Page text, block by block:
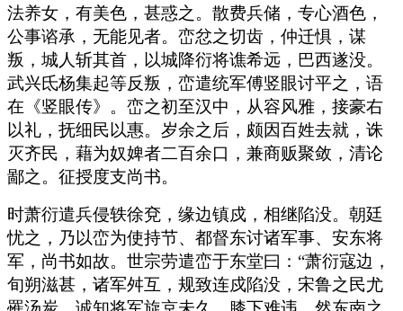
法养女，有美色，甚惑之。散费兵储，专心酒色，
公事谘承，无能见者。峦忿之切齿，仲迁惧，谋
叛，城人斩其首，以城降衍将谯希远，巴西遂没。
武兴氐杨集起等反叛，峦遣统军傅竖眼讨平之，语
在《竖眼传》。峦之初至汉中，从容风雅，接豪右
以礼，抚细民以惠。岁余之后，颇因百姓去就，诛
灭齐民，藉为奴婢者二百余口，兼商贩聚敛，清论
鄙之。征授度支尚书。
时萧衍遣兵侵轶徐兗，缘边镇戍，相继陷没。朝廷
忧之，乃以峦为使持节、都督东讨诸军事、安东将
军，尚书如故。世宗劳遣峦于东堂曰：“萧衍寇边，
旬朔滋甚，诸军舛互，规致连戍陷没，宋鲁之民尤